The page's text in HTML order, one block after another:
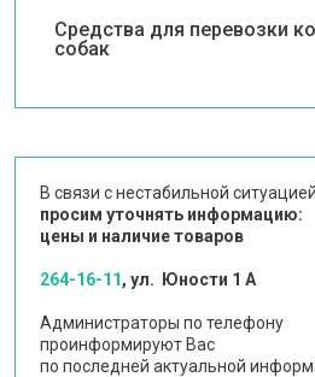
Средства для перевозки
собак
В связи с нестабильной
просим уточнять информацию:
цены и наличие товаров
264-16-11, ул. Юности 1 А
Администраторы по телефону
проинформируют Вас
по последней актуальной